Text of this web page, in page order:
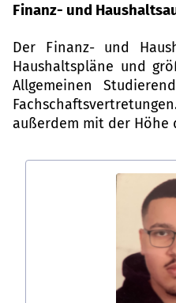
Finanz- und
Der Finanz- und
Haushaltspläne und
Allgemeinen
außerdem mit der Höhe